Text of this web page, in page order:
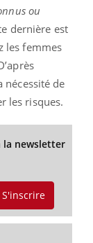
ou
dernière est
les femmes
nécessité de
les risques.
la newsletter
S'inscrire